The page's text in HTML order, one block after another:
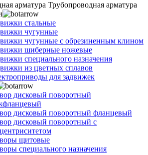
Трубопроводная арматура
стальные
чугунные
чугунные с обрезиненным клином
шиберные ножевые
специального назначения
из цветных сплавов
для задвижек
дисковый поворотный
дисковый поворотный фланцевый
дисковый поворотный с
щитовые
специального назначения